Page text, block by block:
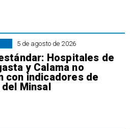
5 de agosto de 2026
Hospitales de
y Calama no
con indicadores de
Minsal